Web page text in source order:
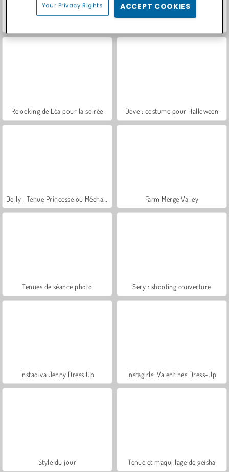
Relooking de Léa pour la soirée Dove : costume pour Halloween
Farm Merge Valley
Tenues de séance photo Sery : shooting couverture
Instadiva Jenny Dress Up Instagirls: Valentines Dress-Up
Style du jour Tenue et maquillage de geisha
Your Privacy Rights ACCEPT COOKIES